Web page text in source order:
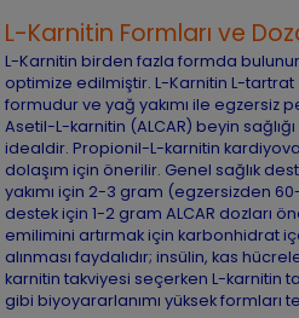
L-Karnitin Formları ve
L-Karnitin birden fazla formda
optimize edilmiştir. L-Karnitin L-tartrat
formudur ve yağ yakımı ile egzersiz
Asetil-L-karnitin (ALCAR) beyin
idealdir. Propionil-L-karnitin
dolaşım için önerilir. Genel sağlık
yakımı için 2-3 gram (egzersizden
destek için 1-2 gram ALCAR dozları
emilimini artırmak için karbonhidrat
alınması faydalıdır; insülin, kas
karnitin takviyesi seçerken L-karnitin
gibi biyoyararlanımı yüksek formları